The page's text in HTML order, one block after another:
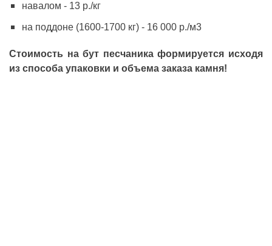
навалом - 13 р./кг
на поддоне (1600-1700 кг) - 16 000 р./м3
Стоимость на бут песчаника формируется исходя
из способа упаковки и объема заказа камня!